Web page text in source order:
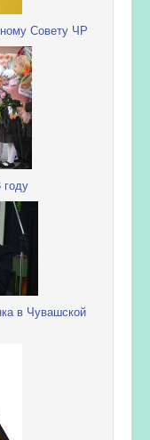
Совету ЧР
в Чувашской